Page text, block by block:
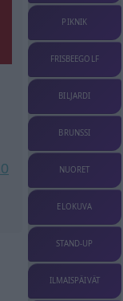
PIKNIK
FRISBEEGOLF
BILJARDI
BRUNSSI
NUORET
ELOKUVA
STAND-UP
ILMAISPÄIVÄT